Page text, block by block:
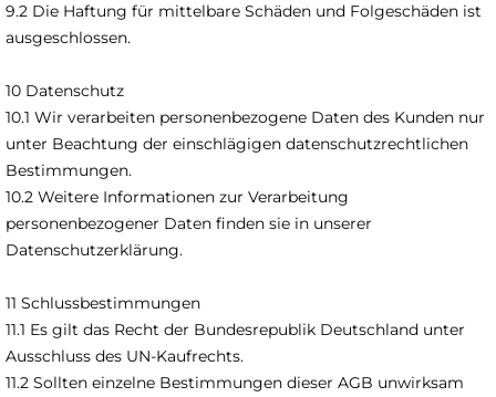
9.2 Die Haftung für mittelbare Schäden und Folgeschäden ist
ausgeschlossen.
10 Datenschutz
10.1 Wir verarbeiten personenbezogene Daten des Kunden nur
unter Beachtung der einschlägigen datenschutzrechtlichen
Bestimmungen.
10.2 Weitere Informationen zur Verarbeitung
personenbezogener Daten finden sie in unserer
Datenschutzerklärung.
11 Schlussbestimmungen
11.1 Es gilt das Recht der Bundesrepublik Deutschland unter
Ausschluss des UN-Kaufrechts.
11.2 Sollten einzelne Bestimmungen dieser AGB unwirksam